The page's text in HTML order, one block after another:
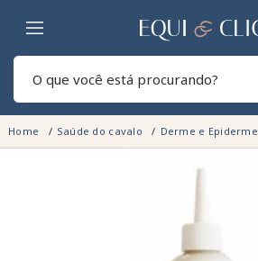
Lar
Home Saúde do cavalo Derme e Epiderme